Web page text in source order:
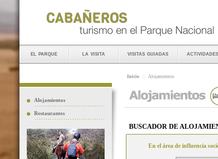
el parque la visita visitas guiadas actividades
Alojamientos
Restaurantes
Inicio :: Alojamientos
BUSCADOR DE
En el área de influencia